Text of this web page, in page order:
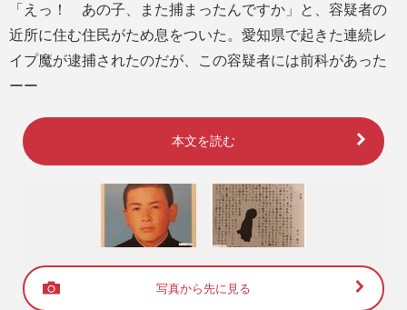
「えっ！ あの子、また捕まったんですか」と、容疑者の
近所に住む住民がため息をついた。愛知県で起きた連続レ
イプ魔が逮捕されたのだが、この容疑者には前科があった
ーー
本文を読む
写真から先に見る